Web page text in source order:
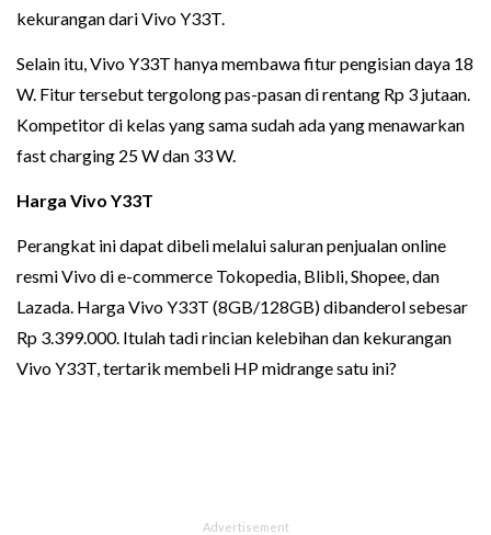
kekurangan dari Vivo Y33T.
Selain itu, Vivo Y33T hanya membawa fitur pengisian daya 18
W. Fitur tersebut tergolong pas-pasan di rentang Rp 3 jutaan.
Kompetitor di kelas yang sama sudah ada yang menawarkan
fast charging 25 W dan 33 W.
Harga Vivo Y33T
Perangkat ini dapat dibeli melalui saluran penjualan online
resmi Vivo di e-commerce Tokopedia, Blibli, Shopee, dan
Lazada. Harga Vivo Y33T (8GB/128GB) dibanderol sebesar
Rp 3.399.000. Itulah tadi rincian kelebihan dan kekurangan
Vivo Y33T, tertarik membeli HP midrange satu ini?